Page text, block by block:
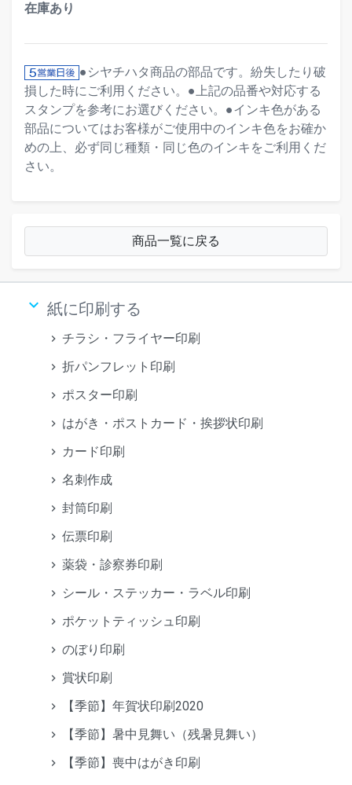
在庫あり
●シヤチハタ商品の部品です。紛失したり破
損した時にご利用ください。●上記の品番や対応する
スタンプを参考にお選びください。●インキ色がある
部品についてはお客様がご使用中のインキ色をお確か
めの上、必ず同じ種類・同じ色のインキをご利用くだ
さい。
商品一覧に戻る
keyboard_arrow_down 紙に印刷する
チラシ・フライヤー印刷
折パンフレット印刷
ポスター印刷
はがき・ポストカード・挨拶状印刷
カード印刷
名刺作成
封筒印刷
伝票印刷
薬袋・診察券印刷
シール・ステッカー・ラベル印刷
ポケットティッシュ印刷
のぼり印刷
賞状印刷
【季節】年賀状印刷2020
【季節】暑中見舞い（残暑見舞い）
【季節】喪中はがき印刷